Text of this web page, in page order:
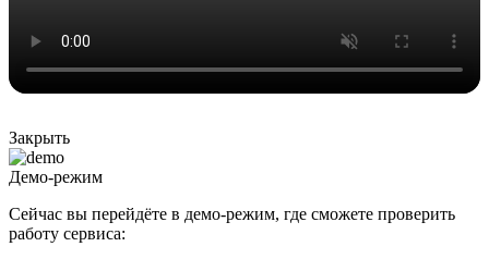
Закрыть
Демо-режим
Сейчас вы перейдёте в демо-режим, где сможете проверить
работу сервиса: